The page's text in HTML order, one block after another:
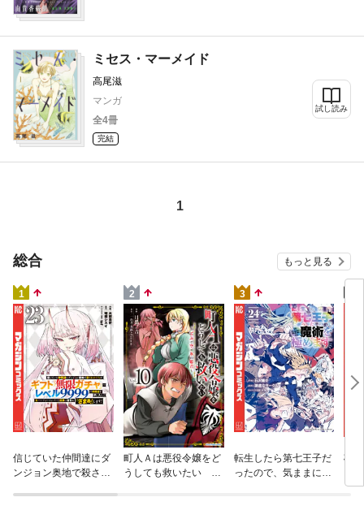
ミセス・マーメイド
高尾滋
マンガ
全4冊
完結
試し読み
1
総合 もっと見る
1
信じていた仲間達にダ
ンジョン奥地で殺され
2
町人Ａは悪役令嬢をど
うしても救いたい ～
3
転生したら第七王子だ
ったので、気ままに魔
杖